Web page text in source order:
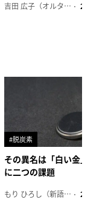
吉田 広子（オルタナ輪番編集長） 2026年6
#脱炭素
その異名は「白い金」、リ
に二つの課題
もり ひろし（新語ウォッチャー） 2023年7